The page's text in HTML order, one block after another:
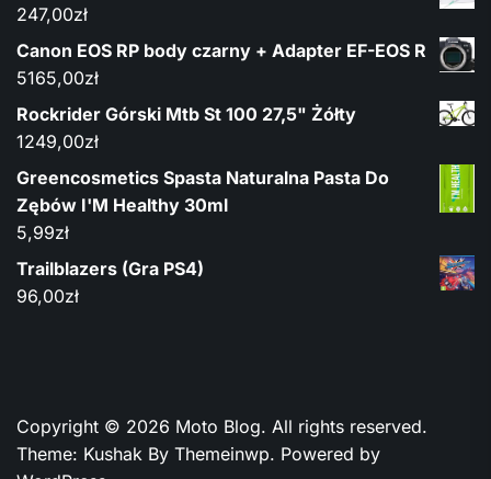
247,00zł
Canon EOS RP body czarny + Adapter EF-EOS R
5165,00zł
Rockrider Górski Mtb St 100 27,5" Żółty
1249,00zł
Greencosmetics Spasta Naturalna Pasta Do
Zębów I'M Healthy 30ml
5,99zł
Trailblazers (Gra PS4)
96,00zł
Copyright © 2026 Moto Blog. All rights reserved.
Theme: Kushak By Themeinwp. Powered by